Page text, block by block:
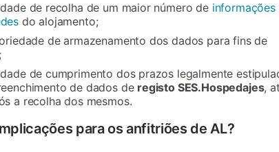
de recolha de um maior número deinformações
do alojamento;
de armazenamento dos dados para fins de
de cumprimento dos prazos legalmente
de dados de registo SES.Hospedajes,
a recolha dos mesmos.
para os anfitriões de AL?